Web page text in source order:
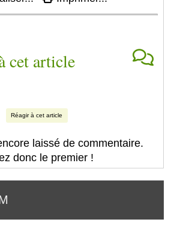
cet article
Réagir à cet article
laissé de commentaire.
donc le premier !